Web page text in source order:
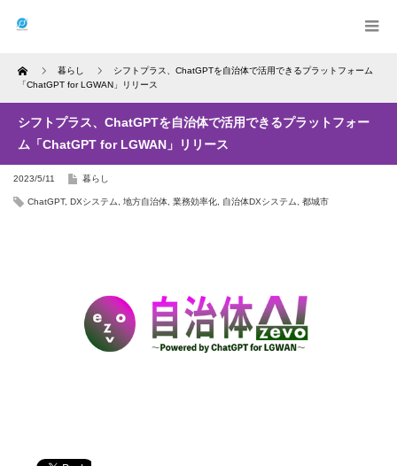
Home 暮らし
シフトプラス、ChatGPTを自治体で活用できるプラットフォーム
「ChatGPT for LGWAN」リリース
シフトプラス、ChatGPTを自治体で活用できるプラットフォー
ム「ChatGPT for LGWAN」リリース
2023/5/11 暮らし
ChatGPT, DXシステム 地方自治体 業務効率化 自治体DXシステム 都城市